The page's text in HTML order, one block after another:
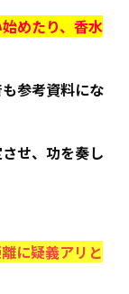
めたり、香水
参考資料にな
せ、功を奏し
に疑義アリと